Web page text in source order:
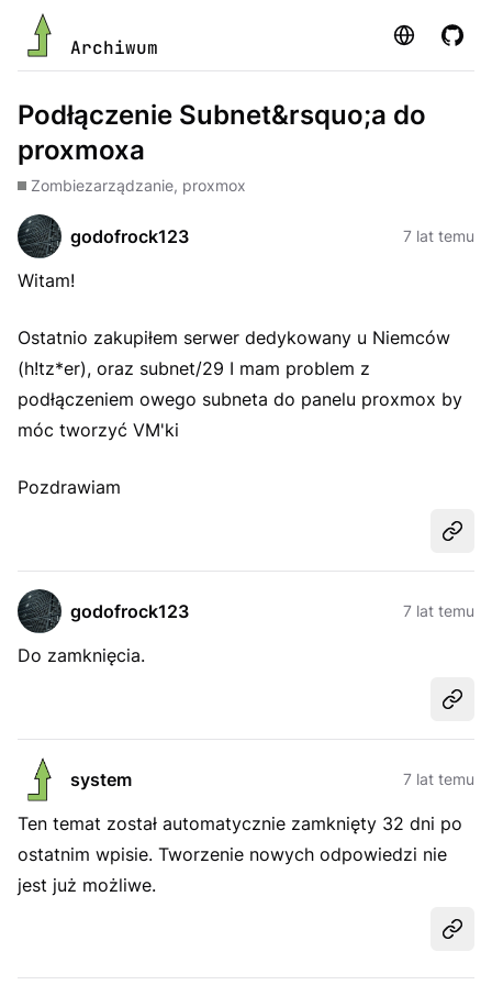
Archiwum Strona
Podłączenie Subnet&rsquo;a do
proxmoxa
Zombiezarządzanie, proxmox
godofrock123 7 lat temu
Witam!
Ostatnio zakupiłem serwer dedykowany u Niemców
(h!tz*er), oraz subnet/29 I mam problem z
podłączeniem owego subneta do panelu proxmox by
móc tworzyć VM'ki
Pozdrawiam
godofrock123 7 lat temu
Do zamknięcia.
system 7 lat temu
Ten temat został automatycznie zamknięty 32 dni po
ostatnim wpisie. Tworzenie nowych odpowiedzi nie
jest już możliwe.